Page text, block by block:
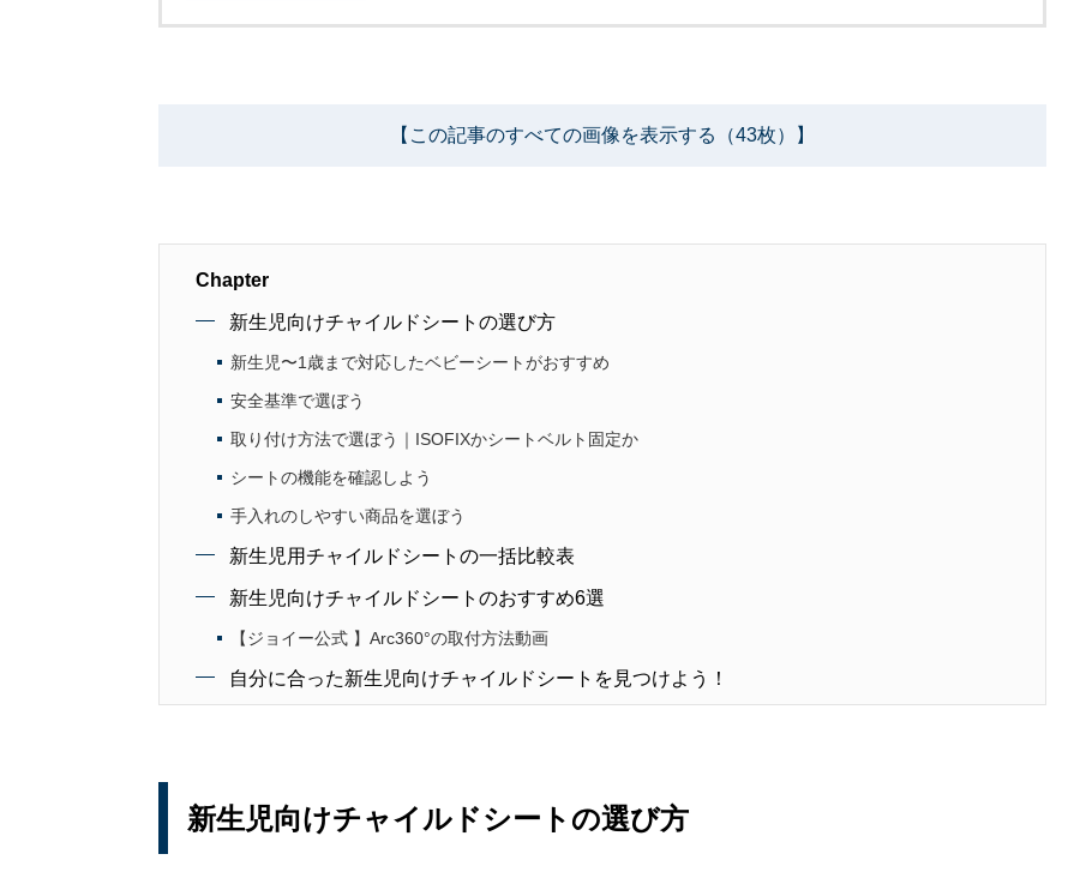
【この記事のすべての画像を表示する（43枚）】
Chapter
新生児向けチャイルドシートの選び方
新生児〜1歳まで対応したベビーシートがおすすめ
安全基準で選ぼう
取り付け方法で選ぼう｜ISOFIXかシートベルト固定か
シートの機能を確認しよう
手入れのしやすい商品を選ぼう
新生児用チャイルドシートの一括比較表
新生児向けチャイルドシートのおすすめ6選
【ジョイー公式 】Arc360°の取付方法動画
自分に合った新生児向けチャイルドシートを見つけよう！
新生児向けチャイルドシートの選び方